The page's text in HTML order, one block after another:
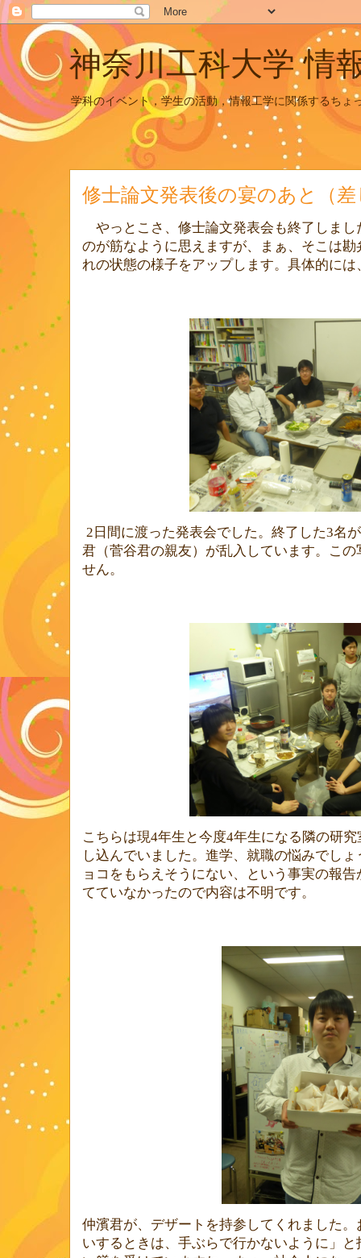
神奈川工科大学 情
学科のイベント，学生の活動，情報工学に関係するちょ
修士論文発表後の宴のあと（
やっとこさ、修士論文発表会も終了しまし
のが筋なように思えますが、まぁ、そこは
れの状態の様子をアップします。具体的に
2 日間に渡った発表会でした。終了した3名
君（菅谷君の親友）が乱入しています。こ
せん。
こちらは現4年生と今度4年生になる隣の研
し込んでいました。進学、就職の悩みでし
ョコをもらえそうにない、という事実の報
てていなかったので内容は不明です。
仲濱君が、デザートを持参してくれました
いするときは、手ぶらで行かないように」